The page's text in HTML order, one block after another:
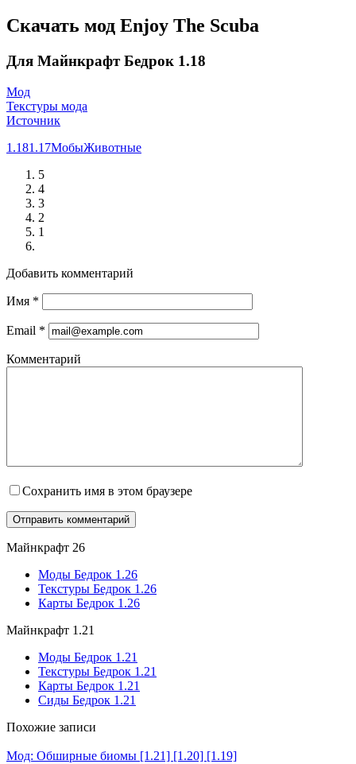
Скачать мод Enjoy The Scuba
Для Майнкрафт Бедрок 1.18
Мод
Текстуры мода
Источник
1.181.17МобыЖивотные
5
4
3
2
1
Добавить комментарий
Имя *
Email *
Комментарий
Сохранить имя в этом браузере
Майнкрафт 26
Моды Бедрок 1.26
Текстуры Бедрок 1.26
Карты Бедрок 1.26
Майнкрафт 1.21
Моды Бедрок 1.21
Текстуры Бедрок 1.21
Карты Бедрок 1.21
Сиды Бедрок 1.21
Похожие записи
Мод: Обширные биомы [1.21] [1.20] [1.19]